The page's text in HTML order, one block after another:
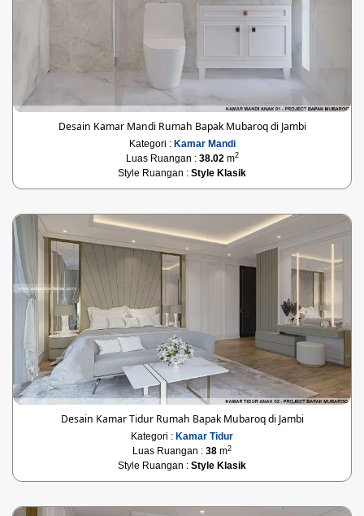
Desain Kamar Mandi Rumah Bapak Mubaroq di Jambi
Kategori : Kamar Mandi
Luas Ruangan : 38.02 m2
Style Ruangan : Style Klasik
Desain Kamar Tidur Rumah Bapak Mubaroq di Jambi
Kategori : Kamar Tidur
Luas Ruangan : 38 m2
Style Ruangan : Style Klasik